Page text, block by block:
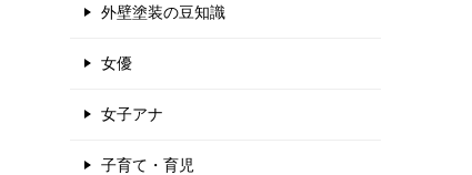
外壁塗装の豆知識
女優
女子アナ
子育て・育児